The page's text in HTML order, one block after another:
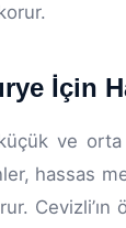
İçin
ve
hassas